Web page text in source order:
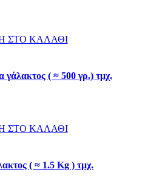
ΣΤΟ ΚΑΛΑΘΙ
γάλακτος ( ≈ 500 γρ.) τμχ.
ΣΤΟ ΚΑΛΑΘΙ
( ≈ 1.5 Kg ) τμχ.